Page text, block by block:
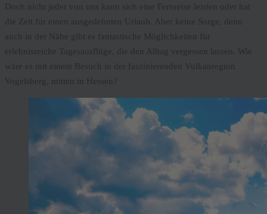
Doch nicht jeder von uns kann sich eine Fernreise leisten oder hat
die Zeit für einen ausgedehnten Urlaub. Aber keine Sorge, denn
auch in der Nähe gibt es fantastische Möglichkeiten für
erlebnisreiche Tagesausflüge, die den Alltag vergessen lassen. Wie
wäre es mit einem Besuch in der faszinierenden Vulkanregion
Vogelsberg, mitten in Hessen?